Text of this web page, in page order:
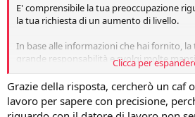
E' comprensibile la tua preoccupazione
la tua richiesta di un aumento di livello.
In base alle informazioni che hai fornito,
grande responsabilità e svolgi molte
funzionamento dell'hotel durante il tuo
lavoro che svolgi sembra essere più in
addetto alla reception di livello 3, che è
maggiore esperienza e responsabilità
Clicca per
Grazie della risposta, cercherò un caf
lavoro per sapere con precisione,